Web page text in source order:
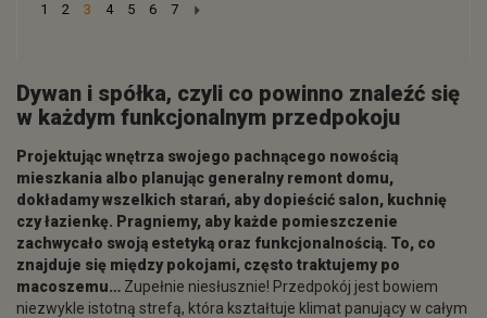
1 2 3 4 5 6 7
Dywan i spółka, czyli co powinno znaleźć się
w każdym funkcjonalnym przedpokoju
Projektując wnętrza swojego pachnącego nowością
mieszkania albo planując generalny remont domu,
dokładamy wszelkich starań, aby dopieścić salon, kuchnię
czy łazienkę. Pragniemy, aby każde pomieszczenie
zachwycało swoją estetyką oraz funkcjonalnością. To, co
znajduje się między pokojami, często traktujemy po
macoszemu… Zupełnie niesłusznie! Przedpokój jest bowiem
niezwykle istotną strefą, która kształtuje klimat panujący w całym